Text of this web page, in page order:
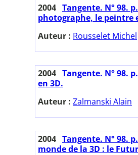
2004 Tangente. N° 98.
photographe, le peintre
Auteur : Rousselet Michel
2004 Tangente. N° 98.
en 3D.
Auteur : Zalmanski Alain
2004 Tangente. N° 98.
monde de la 3D : le